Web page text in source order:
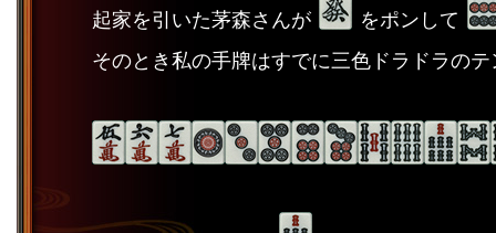
起家を引いた茅森さんが
をポンして
そのとき私の手牌はすでに三色ドラドラの